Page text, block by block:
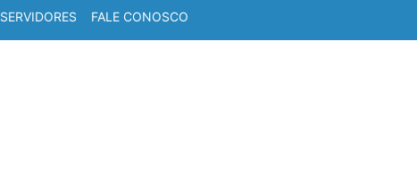
SERVIDORES FALE CONOSCO